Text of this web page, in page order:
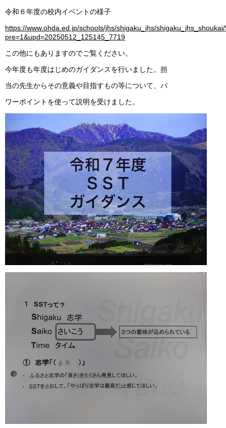
令和６年度の校内イベントの様子
https://www.ohda.ed.jp/schools/jhs/shigaku_jhs/
pre=1&upd=20250512_125145_7719
この他にもありますのでご覧ください。
今年度も年度はじめのガイダンスを行いました。担
当の先生からその意義や目指すもの等について、パ
ワーポイントを使って説明を受けました。